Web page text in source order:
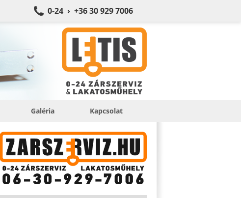
0-24 › +36 30 929 7006
Galéria Kapcsolat